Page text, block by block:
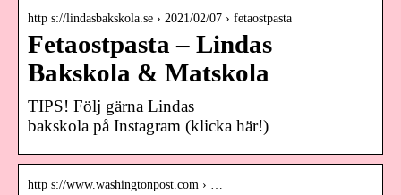
http s://lindasbakskola.se › 2021/02/07 › fetaostpasta
Fetaostpasta – Lindas
Bakskola & Matskola
TIPS! Följ gärna Lindas
bakskola på Instagram (klicka här!)
http s://www.washingtonpost.com › …